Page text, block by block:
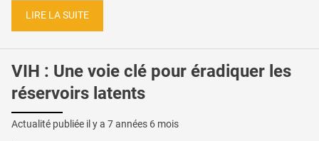
LIRE LA SUITE
VIH : Une voie clé pour éradiquer les
réservoirs latents
Actualité publiée il y a 7 années 6 mois